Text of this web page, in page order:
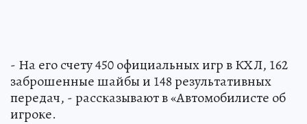
- На его счету 450 официальных игр в КХЛ, 162
заброшенные шайбы и 148 результативных
передач, - рассказывают в «Автомобилисте об
игроке.